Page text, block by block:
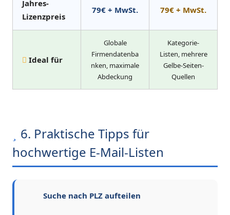
Jahres-
Lizenzpreis
79€ + MwSt. 79€ + MwSt.
Ideal für
Globale
Firmendatenba
nken, maximale
Abdeckung
Kategorie-
Listen, mehrere
Gelbe-Seiten-
Quellen
6. Praktische Tipps für
hochwertige E-Mail-Listen
Suche nach PLZ aufteilen